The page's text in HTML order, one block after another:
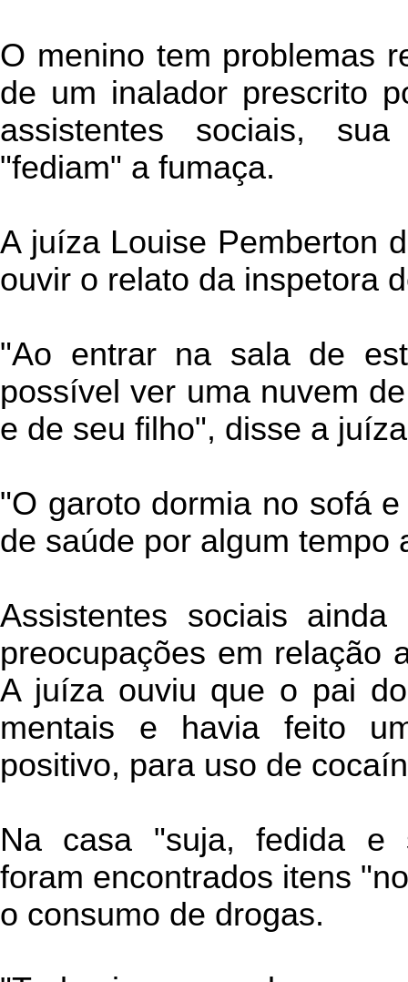
O menino tem problemas
de um inalador prescrito
assistentes sociais,
"fediam" a fumaça.
A juíza Louise Pemberton
ouvir o relato da inspetora
"Ao entrar na sala de
possível ver uma nuvem
e de seu filho", disse a
"O garoto dormia no sofá
de saúde por algum tempo
Assistentes sociais
preocupações em relação
A juíza ouviu que o pai
mentais e havia feito
positivo, para uso de
Na casa "suja, fedida e
foram encontrados itens
o consumo de drogas.